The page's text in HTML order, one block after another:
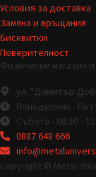
Условия за доставка
Замяна и връщания
Бисквитки
Поверителност
Физически магазин и
ул. "Димитър
Понеделник -
Събота - 08:30 -
0887 648 666
Copyright © Metal